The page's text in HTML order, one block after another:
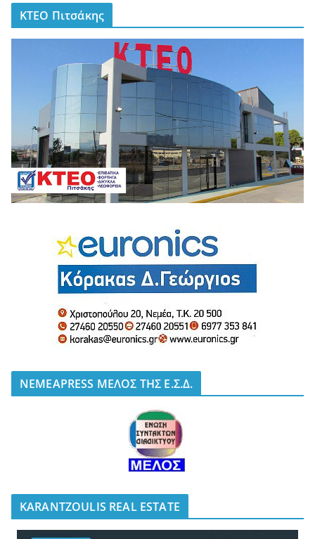
ΚΤΕΟ Πιτσάκης
NEMEAPRESS ΜΕΛΟΣ ΤΗΣ Ε.Σ.Δ.
KARANTZOULIS REAL ESTATE